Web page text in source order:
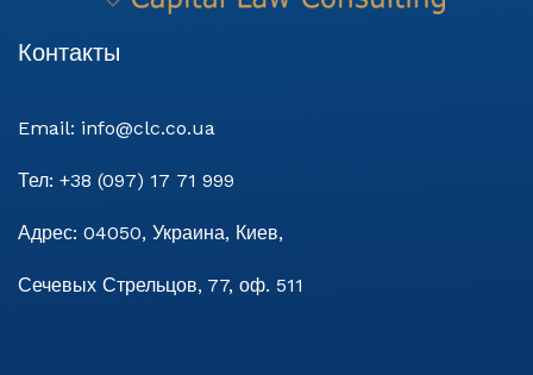
Контакты
Email: info@clc.co.ua
Тел: +38 (097) 17 71 999
Адрес: 04050, Украина, Киев,
Сечевых Стрельцов, 77, оф. 511